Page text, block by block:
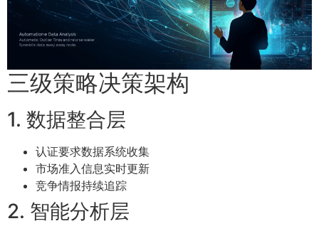
三级策略决策架构
1. 数据整合层
认证要求数据系统收集
市场准入信息实时更新
竞争情报持续追踪
2. 智能分析层